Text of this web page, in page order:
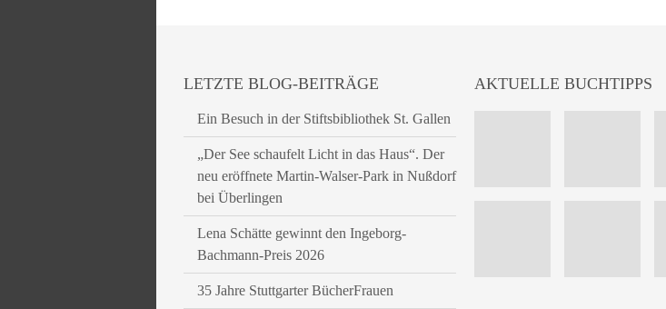
LETZTE BLOG-BEITRÄGE
Ein Besuch in der Stiftsbibliothek St. Gallen
„Der See schaufelt Licht in das Haus“. Der
neu eröffnete Martin-Walser-Park in Nußdorf
bei Überlingen
Lena Schätte gewinnt den Ingeborg-
Bachmann-Preis 2026
35 Jahre Stuttgarter BücherFrauen
AKTUELLE BUCHTIPPS